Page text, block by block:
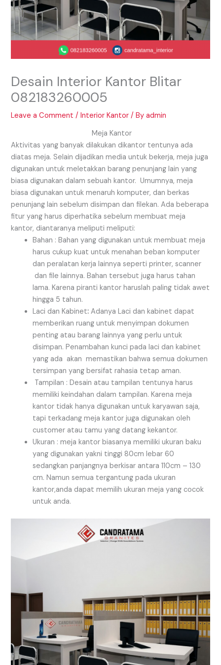
Desain Interior Kantor Blitar
082183260005
Leave a Comment /Interior Kantor / Byadmin
Meja Kantor
Aktivitas yang banyak dilakukan dikantor tentunya ada
diatas meja. Selain dijadikan media untuk bekerja, meja juga
digunakan untuk meletakkan barang penunjang lain yang
biasa digunakan dalam sebuah kantor. Umumnya, meja
biasa digunakan untuk menaruh komputer, dan berkas
penunjang lain sebelum disimpan dan filekan. Ada beberapa
fitur yang harus diperhatika sebelum membuat meja
kantor, diantaranya meliputi meliputi:
Bahan : Bahan yang digunakan untuk membuat meja
harus cukup kuat untuk menahan beban komputer
dan peralatan kerja lainnya seperti printer, scanner
dan file lainnya. Bahan tersebut juga harus tahan
lama. Karena piranti kantor haruslah paling tidak awet
hingga 5 tahun.
Laci dan Kabinet: Adanya Laci dan kabinet dapat
memberikan ruang untuk menyimpan dokumen
penting atau barang lainnya yang perlu untuk
disimpan. Penambahan kunci pada laci dan kabinet
yang ada akan memastikan bahwa semua dokumen
tersimpan yang bersifat rahasia tetap aman.
Tampilan : Desain atau tampilan tentunya harus
memiliki keindahan dalam tampilan. Karena meja
kantor tidak hanya digunakan untuk karyawan saja,
tapi terkadang meja kantor juga digunakan oleh
customer atau tamu yang datang kekantor.
Ukuran : meja kantor biasanya memiliki ukuran baku
yang digunakan yakni tinggi 80cm lebar 60
sedangkan panjangnya berkisar antara 110cm – 130
cm. Namun semua tergantung pada ukuran
kantor,anda dapat memilih ukuran meja yang cocok
untuk anda.